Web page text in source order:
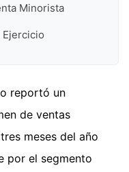
Minorista
reportó un
de ventas
meses del año
por el segmento